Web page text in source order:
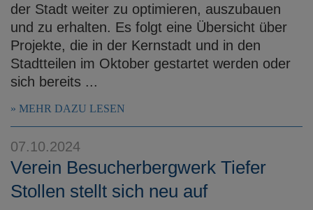
der Stadt weiter zu optimieren, auszubauen
und zu erhalten. Es folgt eine Übersicht über
Projekte, die in der Kernstadt und in den
Stadtteilen im Oktober gestartet werden oder
sich bereits ...
MEHR DAZU LESEN
07.10.2024
Verein Besucherbergwerk Tiefer
Stollen stellt sich neu auf